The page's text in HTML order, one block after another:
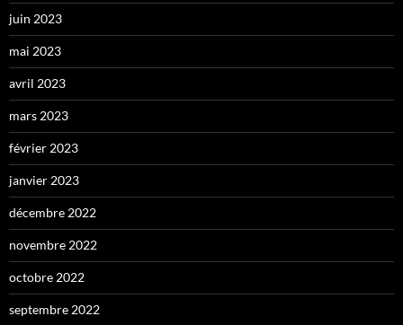
juin 2023
mai 2023
avril 2023
mars 2023
février 2023
janvier 2023
décembre 2022
novembre 2022
octobre 2022
septembre 2022